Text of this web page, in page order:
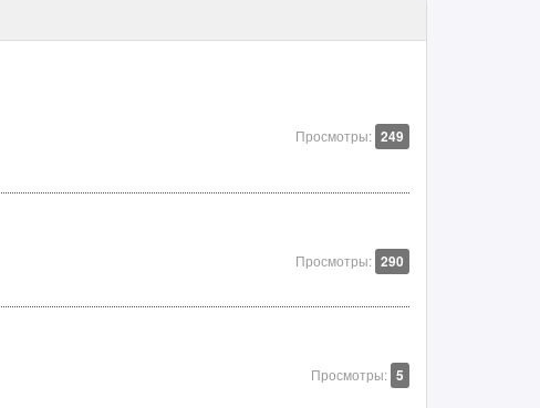
Просмотры: 249
Просмотры: 290
Просмотры: 5